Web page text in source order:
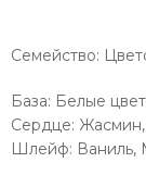
Семейство:
База: Белые
Сердце: Жасмин,
Шлейф: Ваниль,